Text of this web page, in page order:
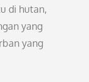
di hutan,
yang
yang